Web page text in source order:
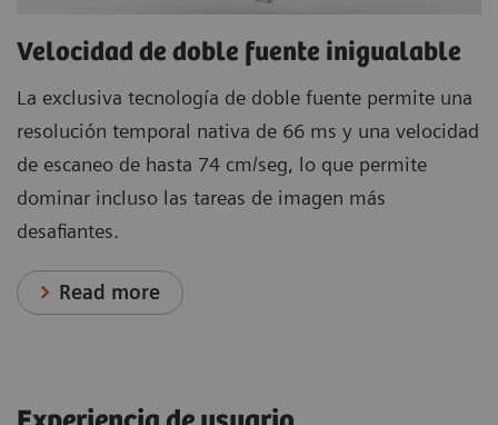
Velocidad de doble fuente inigualable
La exclusiva tecnología de doble fuente permite una
resolución temporal nativa de 66 ms y una velocidad
de escaneo de hasta 74 cm/seg, lo que permite
dominar incluso las tareas de imagen más
desafiantes.
Read more